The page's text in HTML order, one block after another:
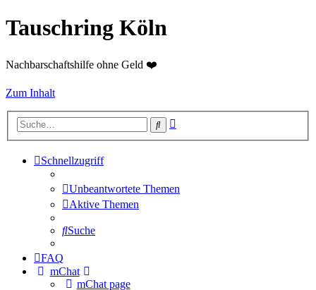
Tauschring Köln
Nachbarschaftshilfe ohne Geld ❤️
Zum Inhalt
Suche
Schnellzugriff
Unbeantwortete Themen
Aktive Themen
Suche
FAQ
mChat
mChat page